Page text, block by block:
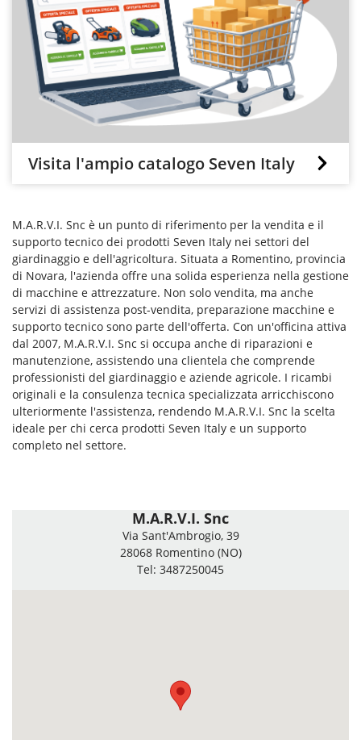
Visita l'ampio catalogo Seven Italy
M.A.R.V.I. Snc è un punto di riferimento per la vendita e il
supporto tecnico dei prodotti Seven Italy nei settori del
giardinaggio e dell'agricoltura. Situata a Romentino, provincia
di Novara, l'azienda offre una solida esperienza nella gestione
di macchine e attrezzature. Non solo vendita, ma anche
servizi di assistenza post-vendita, preparazione macchine e
supporto tecnico sono parte dell'offerta. Con un'officina attiva
dal 2007, M.A.R.V.I. Snc si occupa anche di riparazioni e
manutenzione, assistendo una clientela che comprende
professionisti del giardinaggio e aziende agricole. I ricambi
originali e la consulenza tecnica specializzata arricchiscono
ulteriormente l'assistenza, rendendo M.A.R.V.I. Snc la scelta
ideale per chi cerca prodotti Seven Italy e un supporto
completo nel settore.
M.A.R.V.I. Snc
Via Sant'Ambrogio, 39
28068 Romentino (NO)
Tel: 3487250045